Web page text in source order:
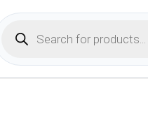
Products
search